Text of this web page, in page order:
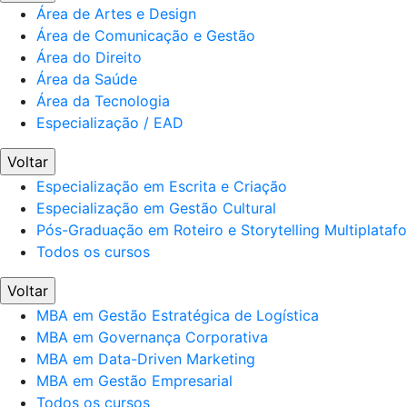
Área de Artes e Design
Área de Comunicação e Gestão
Área do Direito
Área da Saúde
Área da Tecnologia
Especialização / EAD
Voltar
Especialização em Escrita e Criação
Especialização em Gestão Cultural
Pós-Graduação em Roteiro e Storytelling
Todos os cursos
Voltar
MBA em Gestão Estratégica de Logística
MBA em Governança Corporativa
MBA em Data-Driven Marketing
MBA em Gestão Empresarial
Todos os cursos